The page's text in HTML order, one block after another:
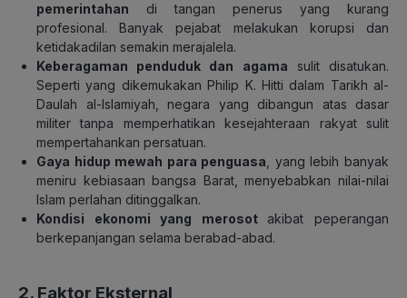
pemerintahan di tangan penerus yang kurang
profesional. Banyak pejabat melakukan korupsi dan
ketidakadilan semakin merajalela.
Keberagaman penduduk dan agama sulit disatukan.
Seperti yang dikemukakan Philip K. Hitti dalam Tarikh al-
Daulah al-Islamiyah, negara yang dibangun atas dasar
militer tanpa memperhatikan kesejahteraan rakyat sulit
mempertahankan persatuan.
Gaya hidup mewah para penguasa , yang lebih banyak
meniru kebiasaan bangsa Barat, menyebabkan nilai-nilai
Islam perlahan ditinggalkan.
Kondisi ekonomi yang merosot akibat peperangan
berkepanjangan selama berabad-abad.
2. Faktor Eksternal